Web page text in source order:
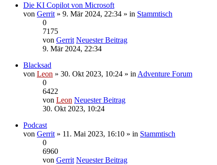
Die KI Copilot von Microsoft
von Gerrit » 9. Mär 2024, 22:34 » in Stammtisch
0
7175
von Gerrit Neuester Beitrag
9. Mär 2024, 22:34
Blacksad
von Leon » 30. Okt 2023, 10:24 » in Adventure Forum
0
6422
von Leon Neuester Beitrag
30. Okt 2023, 10:24
Podcast
von Gerrit » 11. Mai 2023, 16:10 » in Stammtisch
0
6960
von Gerrit Neuester Beitrag